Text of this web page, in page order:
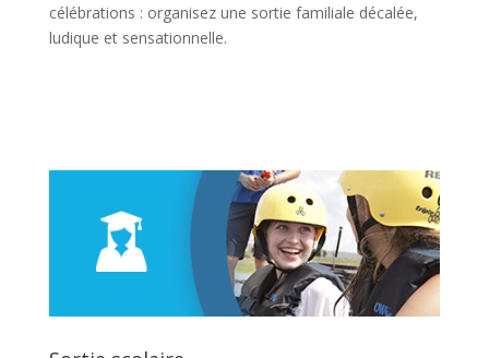
célébrations : organisez une sortie familiale décalée,
ludique et sensationnelle.